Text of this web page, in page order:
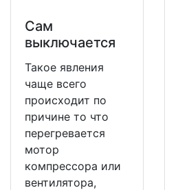
Сам
выключается
Такое явления
чаще всего
происходит по
причине то что
перегревается
мотор
компрессора или
вентилятора,